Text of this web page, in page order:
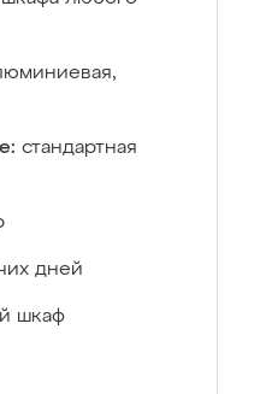
стандартная
дней
шкаф